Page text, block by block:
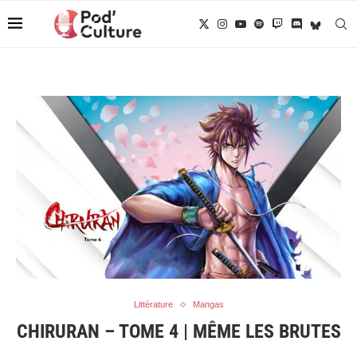
Littérature Mangas
CHIRURAN – TOME 4 | MÊME LES BRUTES